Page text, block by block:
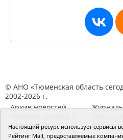
© АНО «Тюменская область
2002-2026 г.
Архив новостей
районов ТО
RSS
Настоящий ресурс использует сервисы
Рейтинг Mail, предоставляемые